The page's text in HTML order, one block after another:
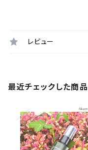
レビュー
最近チェックした商品